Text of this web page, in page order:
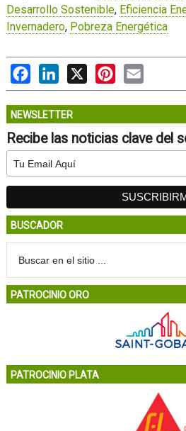
Desarrollo Sostenible, Eficiencia
Invernadero, Pobreza Energética
FacebookLinkedIn
X PinterestEmail
NEWSLETTER
Recibe las noticias clave del
BUSCADOR
PATROCINIO ORO
PATROCINIO PLATA